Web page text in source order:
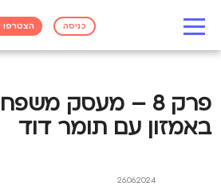
כניסה הצטרפו
פרק 8 – מעסק
באמזון עם תומר דוד
26.06.2024